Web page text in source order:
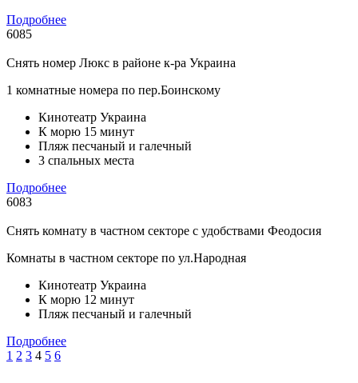
Подробнее
6085
Снять номер Люкс в районе к-ра Украина
1 комнатные номера по пер.Боинскому
Кинотеатр Украина
К морю 15 минут
Пляж песчаный и галечный
3 спальных места
Подробнее
6083
Снять комнату в частном секторе с удобствами Феодосия
Комнаты в частном секторе по ул.Народная
Кинотеатр Украина
К морю 12 минут
Пляж песчаный и галечный
Подробнее
1 2 3 4 5 6